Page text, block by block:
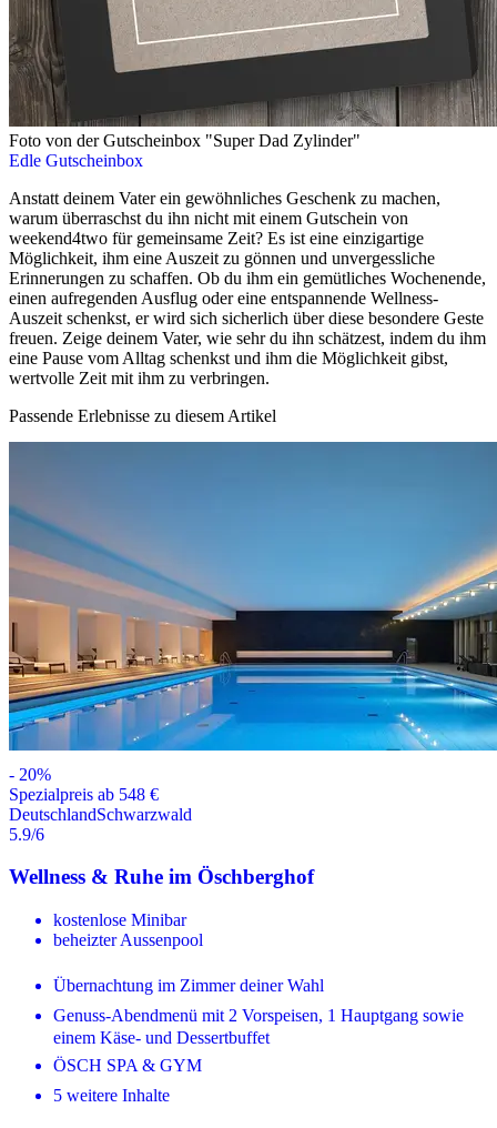
Foto von der Gutscheinbox "Super Dad Zylinder"
Edle Gutscheinbox
Anstatt deinem Vater ein gewöhnliches Geschenk zu machen,
warum überraschst du ihn nicht mit einem Gutschein von
weekend4two für gemeinsame Zeit? Es ist eine einzigartige
Möglichkeit, ihm eine Auszeit zu gönnen und unvergessliche
Erinnerungen zu schaffen. Ob du ihm ein gemütliches Wochenende,
einen aufregenden Ausflug oder eine entspannende Wellness-
Auszeit schenkst, er wird sich sicherlich über diese besondere Geste
freuen. Zeige deinem Vater, wie sehr du ihn schätzest, indem du ihm
eine Pause vom Alltag schenkst und ihm die Möglichkeit gibst,
wertvolle Zeit mit ihm zu verbringen.
Passende Erlebnisse zu diesem Artikel
- 20%
Spezialpreis ab 548 €
DeutschlandSchwarzwald
5.9/6
Wellness & Ruhe im Öschberghof
kostenlose Minibar
beheizter Aussenpool
Übernachtung im Zimmer deiner Wahl
Genuss-Abendmenü mit 2 Vorspeisen, 1 Hauptgang sowie
einem Käse- und Dessertbuffet
ÖSCH SPA & GYM
5 weitere Inhalte